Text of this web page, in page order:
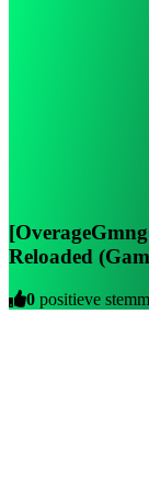
Reloaded
0 positieve